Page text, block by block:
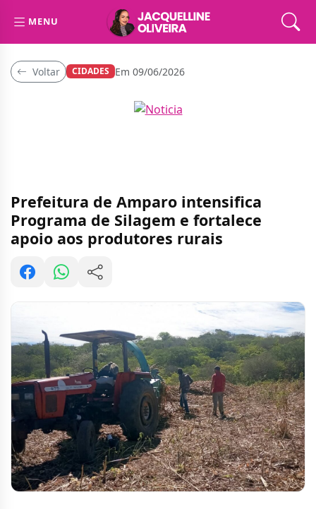
MENU
Voltar CIDADES Em 09/06/2026
Prefeitura de Amparo intensifica
Programa de Silagem e fortalece
apoio aos produtores rurais